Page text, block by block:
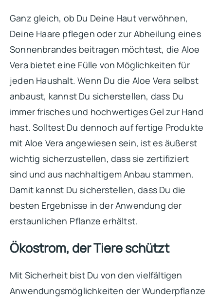
Ganz gleich, ob Du Deine Haut verwöhnen,
Deine Haare pflegen oder zur Abheilung eines
Sonnenbrandes beitragen möchtest, die Aloe
Vera bietet eine Fülle von Möglichkeiten für
jeden Haushalt. Wenn Du die Aloe Vera selbst
anbaust, kannst Du sicherstellen, dass Du
immer frisches und hochwertiges Gel zur Hand
hast. Solltest Du dennoch auf fertige Produkte
mit Aloe Vera angewiesen sein, ist es äußerst
wichtig sicherzustellen, dass sie zertifiziert
sind und aus nachhaltigem Anbau stammen.
Damit kannst Du sicherstellen, dass Du die
besten Ergebnisse in der Anwendung der
erstaunlichen Pflanze erhältst.
Ökostrom, der Tiere schützt
Mit Sicherheit bist Du von den vielfältigen
Anwendungsmöglichkeiten der Wunderpflanze